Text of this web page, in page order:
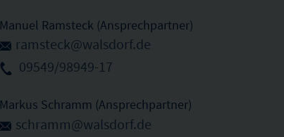
Manuel Ramsteck (Ansprechpartner)
ramsteck@walsdorf.de
09549/98949-17
Markus Schramm (Ansprechpartner)
schramm@walsdorf.de